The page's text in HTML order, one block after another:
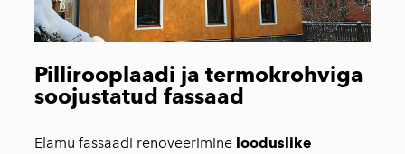
Pillirooplaadi ja termokrohviga
soojustatud fassaad
Elamu fassaadi renoveerimine looduslike